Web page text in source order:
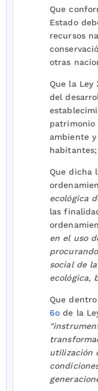
Que
Estado
recursos
otras
Que la
del
patrimonio
ambiente
habitantes;
Que dicha
ecológica
las
en el uso
social de
ecológica,
Que
6o de la
utilización